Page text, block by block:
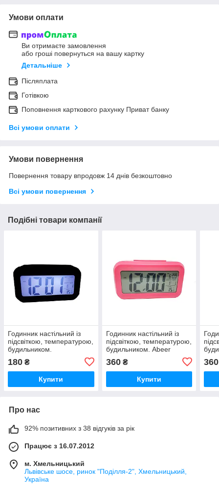
Умови оплати
Ви отримаєте замовлення
або гроші повернуться на вашу картку
Детальніше
Післяплата
Готівкою
Поповнення карткового рахунку Приват банку
Всі умови оплати
Умови повернення
Повернення товару впродовж 14 днів безкоштовно
Всі умови повернення
Подібні товари компанії
Годинник настільний із
підсвіткою, температурою,
будильником.
180 ₴
Купити
Годинник настільний із
підсвіткою, температурою,
будильником. Abeer
360₴
Купити
360
Про нас
92% позитивних з 38 відгуків за рік
Працює з 16.07.2012
м. Хмельницький
Львівське шосе, ринок "Поділля-2", Хмельницький,
Україна